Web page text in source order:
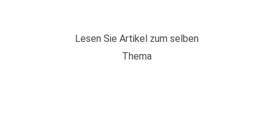
Lesen Sie Artikel zum selben
Thema